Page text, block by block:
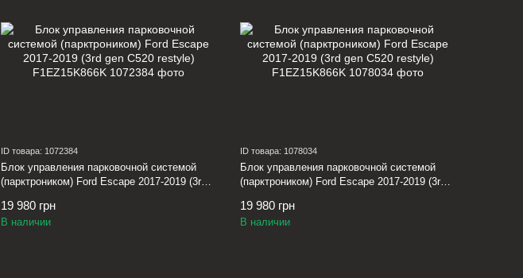
ID товара: 1072384
Блок управления парковочной системой
(парктроником) Ford Escape 2017-2019 (3rd
19 980 грн
В наличии
ID товара: 1078034
Блок управления парковочной системой
(парктроником) Ford Escape 2017-2019 (3rd
19 980 грн
В наличии